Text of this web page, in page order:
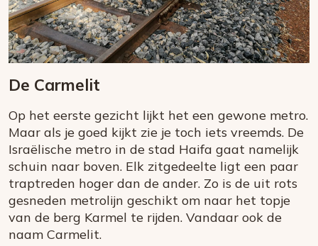
De Carmelit
Op het eerste gezicht lijkt het een gewone metro.
Maar als je goed kijkt zie je toch iets vreemds. De
Israëlische metro in de stad Haifa gaat namelijk
schuin naar boven. Elk zitgedeelte ligt een paar
traptreden hoger dan de ander. Zo is de uit rots
gesneden metrolijn geschikt om naar het topje
van de berg Karmel te rijden. Vandaar ook de
naam Carmelit.